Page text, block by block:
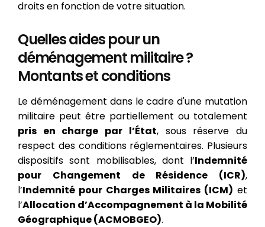
droits en fonction de votre situation.
Quelles aides pour un
déménagement militaire ?
Montants et conditions
Le déménagement dans le cadre d'une mutation
militaire peut être partiellement ou totalement
pris en charge par l’État, sous réserve du
respect des conditions réglementaires. Plusieurs
dispositifs sont mobilisables, dont l’Indemnité
pour Changement de Résidence (ICR),
l’Indemnité pour Charges Militaires (ICM) et
l’Allocation d’Accompagnement à la Mobilité
Géographique (ACMOBGEO).